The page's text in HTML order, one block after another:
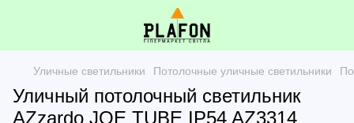
Уличные светильники Потолочные уличные светильники
Уличный потолочный светильник
AZzardo JOE TUBE IP54 AZ3314